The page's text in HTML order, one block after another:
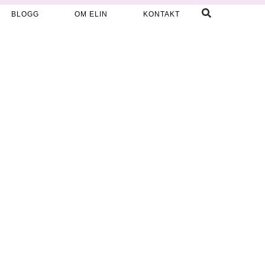
BLOGG OM ELIN KONTAKT